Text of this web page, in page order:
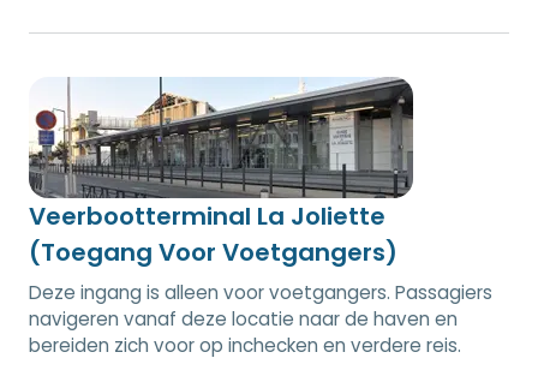
Veerbootterminal La Joliette
(Toegang Voor Voetgangers)
Deze ingang is alleen voor voetgangers. Passagiers
navigeren vanaf deze locatie naar de haven en
bereiden zich voor op inchecken en verdere reis.